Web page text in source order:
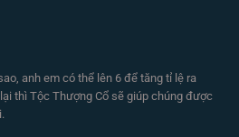
anh em có thể lên 6 để tăng tỉ lệ ra
thì Tộc Thượng Cổ sẽ giúp chúng được